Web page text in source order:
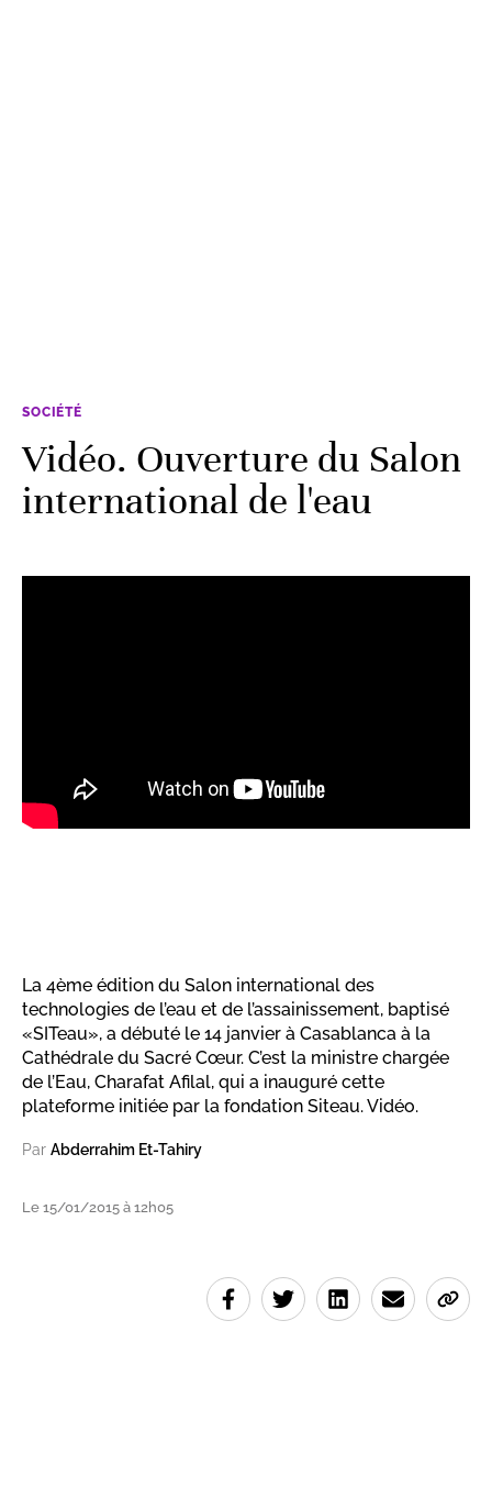
SOCIÉTÉ
Vidéo. Ouverture du Salon
international de l'eau
La 4ème édition du Salon international des
technologies de l’eau et de l’assainissement, baptisé
«SITeau», a débuté le 14 janvier à Casablanca à la
Cathédrale du Sacré Cœur. C’est la ministre chargée
de l’Eau, Charafat Afilal, qui a inauguré cette
plateforme initiée par la fondation Siteau. Vidéo.
Par Abderrahim Et-Tahiry
Le 15/01/2015 à 12h05